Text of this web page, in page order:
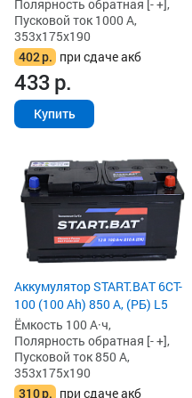
Полярность обратная [- +],
Пусковой ток 1000 А,
353x175x190
402р. при сдаче акб
433р.
Купить
Аккумулятор START.BAT 6CT-
100 (100 Ah) 850 А, (РБ) L5
Ёмкость 100 А·ч,
Полярность обратная [- +],
Пусковой ток 850 А,
353x175x190
310р. при сдаче акб